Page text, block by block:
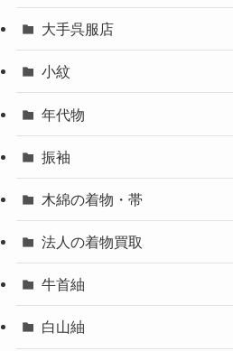
大手呉服店
小紋
年代物
振袖
木綿の着物・帯
法人の着物買取
牛首紬
白山紬